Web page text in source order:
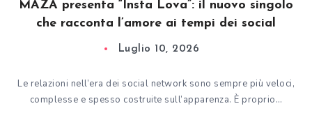
MAZA presenta “Insta Lova”: il nuovo singolo
che racconta l’amore ai tempi dei social
Luglio 10, 2026
Le relazioni nell’era dei social network sono sempre più veloci,
complesse e spesso costruite sull’apparenza. È proprio…